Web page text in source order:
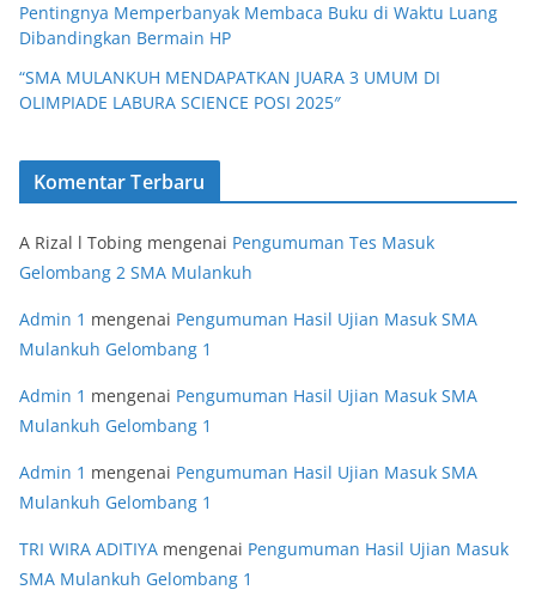
Pentingnya Memperbanyak Membaca Buku di Waktu Luang
Dibandingkan Bermain HP
“SMA MULANKUH MENDAPATKAN JUARA 3 UMUM DI
OLIMPIADE LABURA SCIENCE POSI 2025″
Komentar Terbaru
A Rizal l Tobing mengenai Pengumuman Tes Masuk
Gelombang 2 SMA Mulankuh
Admin 1 mengenai Pengumuman Hasil Ujian Masuk SMA
Mulankuh Gelombang 1
Admin 1 mengenai Pengumuman Hasil Ujian Masuk SMA
Mulankuh Gelombang 1
Admin 1 mengenai Pengumuman Hasil Ujian Masuk SMA
Mulankuh Gelombang 1
TRI WIRA ADITIYA mengenai Pengumuman Hasil Ujian Masuk
SMA Mulankuh Gelombang 1